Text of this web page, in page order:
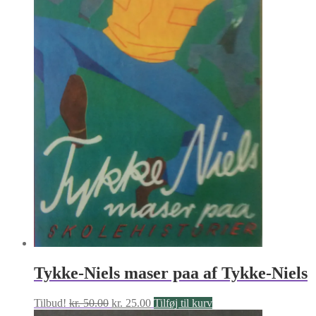
Tykke-Niels maser paa af Tykke-Niels
Tilbud! kr.50.00 Den
kr. 25.00Den
Tilføj til kurv